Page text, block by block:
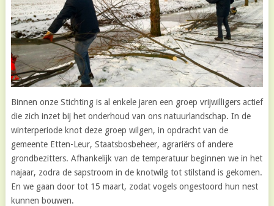
Binnen onze Stichting is al enkele jaren een groep vrijwilligers actief
die zich inzet bij het onderhoud van ons natuurlandschap. In de
winterperiode knot deze groep wilgen, in opdracht van de
gemeente Etten-Leur, Staatsbosbeheer, agrariërs of andere
grondbezitters. Afhankelijk van de temperatuur beginnen we in het
najaar, zodra de sapstroom in de knotwilg tot stilstand is gekomen.
En we gaan door tot 15 maart, zodat vogels ongestoord hun nest
kunnen bouwen.